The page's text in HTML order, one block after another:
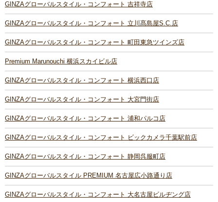
GINZAグローバルスタイル・コンフォート 吉祥寺店
GINZAグローバルスタイル・コンフォート 立川髙島屋S.C.店
GINZAグローバルスタイル・コンフォート 町田東急ツインズ店
Premium Marunouchi 横浜スカイビル店
GINZAグローバルスタイル・コンフォート 横浜西口店
GINZAグローバルスタイル・コンフォート 大宮門街店
GINZAグローバルスタイル・コンフォート 浦和パルコ店
GINZAグローバルスタイル・コンフォート ビックカメラ千葉駅前店
GINZAグローバルスタイル・コンフォート 静岡呉服町店
GINZAグローバルスタイル PREMIUM 名古屋広小路通り店
GINZAグローバルスタイル・コンフォート 大名古屋ビルヂング店